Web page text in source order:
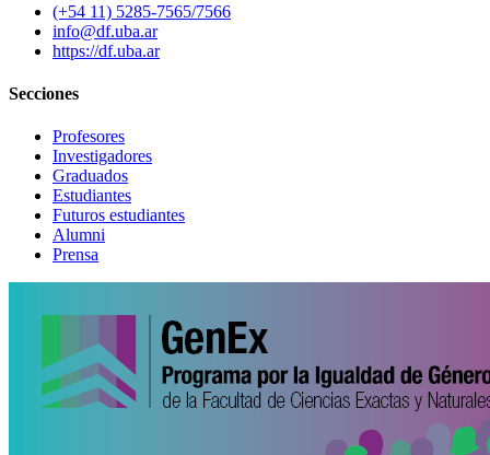
(+54 11) 5285-7565/7566
info@df.uba.ar
https://df.uba.ar
Secciones
Profesores
Investigadores
Graduados
Estudiantes
Futuros estudiantes
Alumni
Prensa